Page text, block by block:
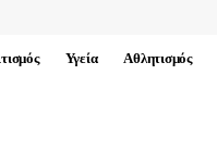
Υγεία Αθλητισμός